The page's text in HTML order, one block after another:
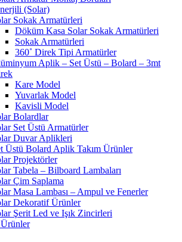
(Solar)
Sokak Armatürleri
Döküm Kasa Solar Sokak Armatürleri
Sokak Armatürleri
360˚ Direk Tipi Armatürler
Aplik – Set Üstü – Bolard – 3mt
Kare Model
Yuvarlak Model
Kavisli Model
Bolardlar
Set Üstü Armatürler
Duvar Aplikleri
Üstü Bolard Aplik Takım Ürünler
Projektörler
Tabela – Bilboard Lambaları
Çim Saplama
Masa Lambası – Ampul ve Fenerler
Dekoratif Ürünler
Şerit Led ve Işık Zincirleri